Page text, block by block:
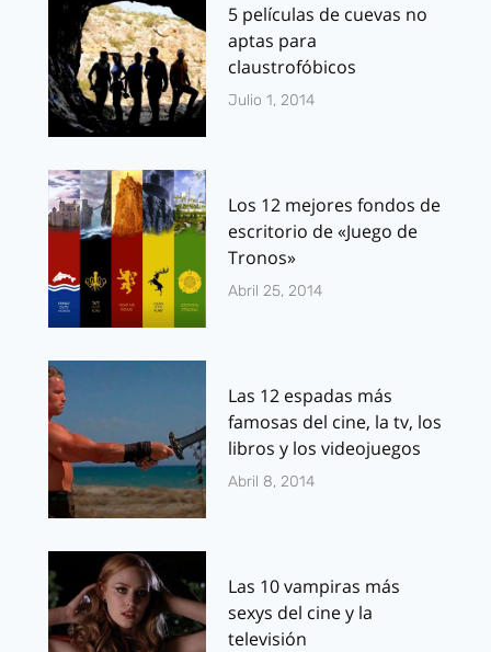
5 películas de cuevas no
aptas para
claustrofóbicos
Julio 1, 2014
Los 12 mejores fondos de
escritorio de «Juego de
Tronos»
Abril 25, 2014
Las 12 espadas más
famosas del cine, la tv, los
libros y los videojuegos
Abril 8, 2014
Las 10 vampiras más
sexys del cine y la
televisión